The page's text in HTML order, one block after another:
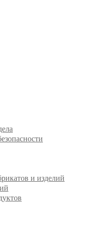
и изделий